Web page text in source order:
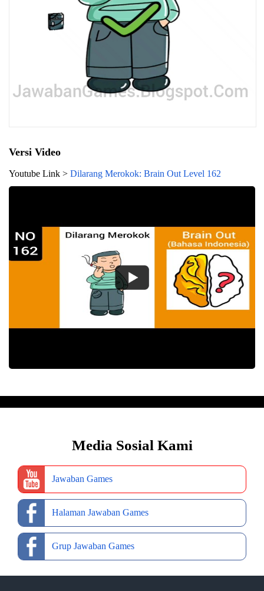
Versi Video
Youtube Link > Dilarang Merokok: Brain Out Level 162
Media Sosial Kami
Jawaban Games
Halaman Jawaban Games
Grup Jawaban Games